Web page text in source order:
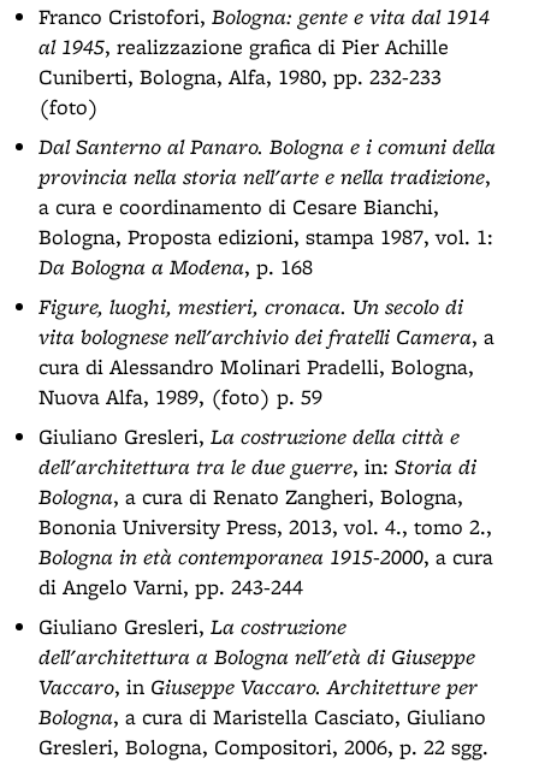
Franco Cristofori, Bologna: gente e vita dal 1914
al 1945, realizzazione grafica di Pier Achille
Cuniberti, Bologna, Alfa, 1980, pp. 232-233
(foto)
Dal Santerno al Panaro. Bologna e i comuni della
provincia nella storia nell'arte e nella tradizione,
a cura e coordinamento di Cesare Bianchi,
Bologna, Proposta edizioni, stampa 1987, vol. 1:
Da Bologna a Modena, p. 168
Figure, luoghi, mestieri, cronaca. Un secolo di
vita bolognese nell'archivio dei fratelli Camera, a
cura di Alessandro Molinari Pradelli, Bologna,
Nuova Alfa, 1989, (foto) p. 59
Giuliano Gresleri, La costruzione della città e
dell'architettura tra le due guerre, in: Storia di
Bologna, a cura di Renato Zangheri, Bologna,
Bononia University Press, 2013, vol. 4., tomo 2.,
Bologna in età contemporanea 1915-2000, a cura
di Angelo Varni, pp. 243-244
Giuliano Gresleri, La costruzione
dell'architettura a Bologna nell'età di Giuseppe
Vaccaro, in Giuseppe Vaccaro. Architetture per
Bologna, a cura di Maristella Casciato, Giuliano
Gresleri, Bologna, Compositori, 2006, p. 22 sgg.